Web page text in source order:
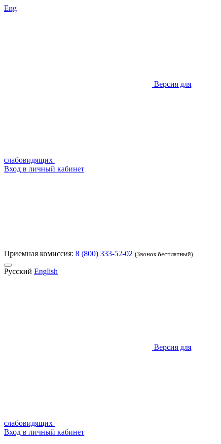
Eng
Версия для
слабовидящих
Вход в личный кабинет
Приемная комиссия: 8 (800) 333-52-02 (Звонок бесплатный)
Русский English
Версия для
слабовидящих
Вход в личный кабинет